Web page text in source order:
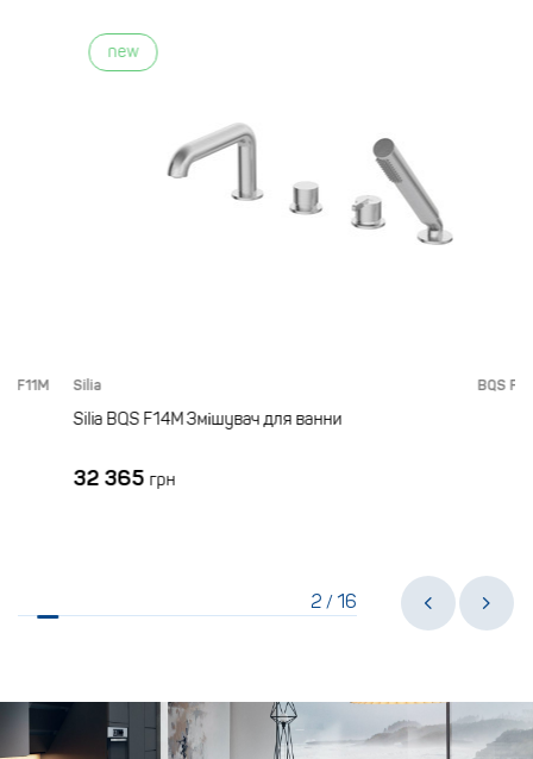
new
Silia BQS F14M
Silia BQS F14M Змішувач для ванни
32 365грн
2 /16